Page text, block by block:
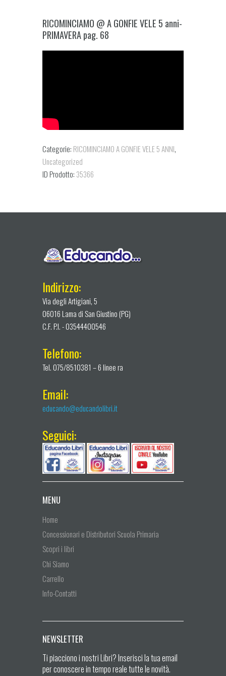
RICOMINCIAMO @ A GONFIE VELE 5 anni-
PRIMAVERA pag. 68
Categorie: RICOMINCIAMO A GONFIE VELE 5 ANNI,
Uncategorized
ID Prodotto: 35366
Indirizzo:
Via degli Artigiani, 5
06016 Lama di San Giustino (PG)
C.F. P.I. - 03544400546
Telefono:
Tel. 075/8510381 – 6 linee ra
Email:
educando@educandolibri.it
Seguici:
MENU
Home
Concessionari e Distributori Scuola Primaria
Scopri i libri
Chi Siamo
Carrello
Info-Contatti
NEWSLETTER
Ti piacciono i nostri Libri? Inserisci la tua email
per conoscere in tempo reale tutte le novità.